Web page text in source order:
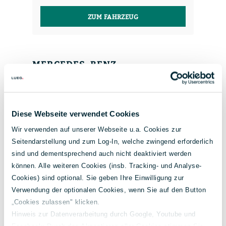
Diese Webseite verwendet Cookies
Wir verwenden auf unserer Webseite u.a. Cookies zur
Seitendarstellung und zum Log-In, welche zwingend erforderlich
sind und dementsprechend auch nicht deaktiviert werden
können. Alle weiteren Cookies (insb. Tracking- und Analyse-
Cookies) sind optional. Sie geben Ihre Einwilligung zur
Verwendung der optionalen Cookies, wenn Sie auf den Button
„Cookies zulassen" klicken.
Hinweis zur Datenverarbeitung durch Google, Youtube und
ZUM FAHRZEUG
MERCEDES-BENZ
SPRINTER 314 CDI MBUX+DAB+SHZG+KLIMA+RFK+AWR+65L